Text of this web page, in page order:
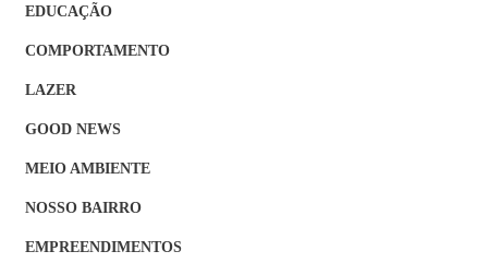
EDUCAÇÃO
COMPORTAMENTO
LAZER
GOOD NEWS
MEIO AMBIENTE
NOSSO BAIRRO
EMPREENDIMENTOS